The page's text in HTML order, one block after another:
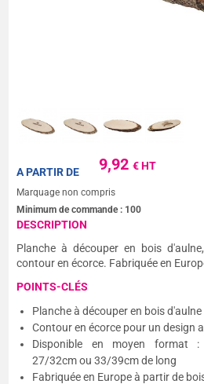
9,92€ HT
A PARTIR DE
Marquage non compris
Minimum de commande : 100
DESCRIPTION
Planche à découper en bois
contour en écorce. Fabriquée en
POINTS-CLÉS
Planche à découper en bois d'aulne
Contour en écorce pour un design
Disponible en moyen format
27/32cm ou 33/39cm de long
Fabriquée en Europe à partir de